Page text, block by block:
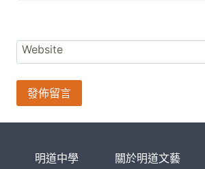
Website
明道中學 關於明道文藝